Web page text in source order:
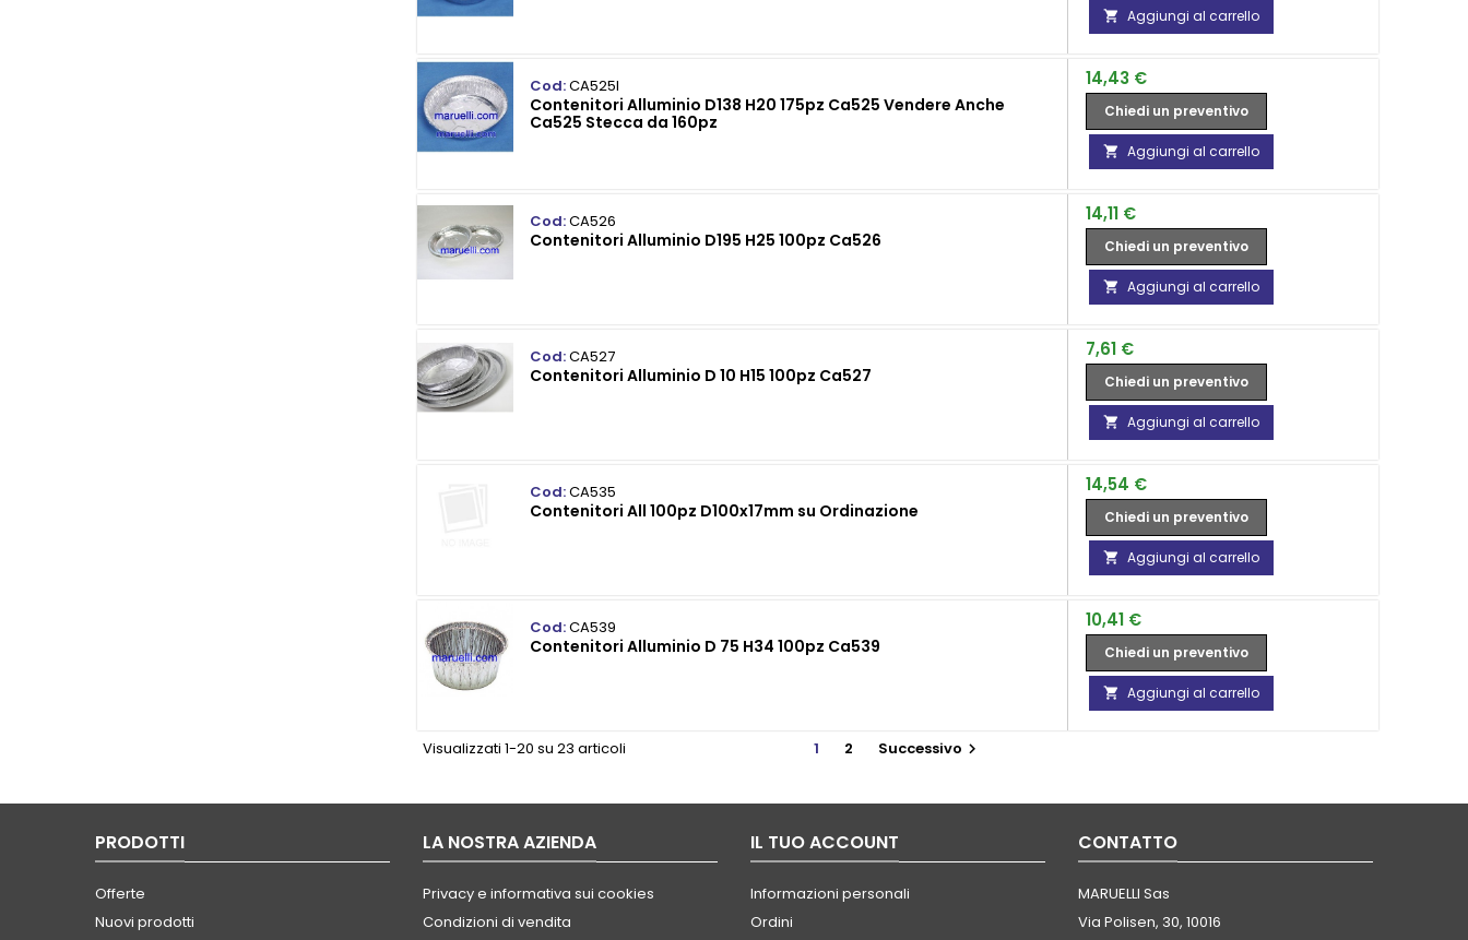
 Aggiungi al carrello
Cod:CA525I
Contenitori Alluminio D138 H20 175pz Ca525 Vendere Anche
Ca525 Stecca da 160pz
Prezzo
14,43 €
Chiedi un preventivo
 Aggiungi al carrello
Cod:CA526
Contenitori Alluminio D195 H25 100pz Ca526
Prezzo
14,11 €
Chiedi un preventivo
 Aggiungi al carrello
Cod:CA527
Contenitori Alluminio D 10 H15 100pz Ca527
Prezzo
7,61 €
Chiedi un preventivo
 Aggiungi al carrello
Cod:CA535
Contenitori All 100pz D100x17mm su Ordinazione
Prezzo
14,54 €
Chiedi un preventivo
 Aggiungi al carrello
Cod:CA539
Contenitori Alluminio D 75 H34 100pz Ca539
Prezzo
10,41 €
Chiedi un preventivo
 Aggiungi al carrello
Visualizzati 1-20 su 23 articoli 1 2 Successivo 
PRODOTTI
Offerte
Nuovi prodotti
LA NOSTRA AZIENDA
Privacy e informativa sui cookies
Condizioni di vendita
IL TUO ACCOUNT
Informazioni personali
Ordini
CONTATTO
MARUELLI Sas
Via Polisen, 30, 10016